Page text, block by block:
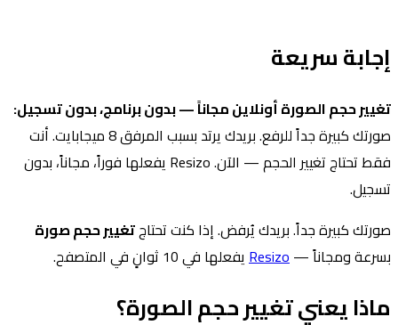
إجابة سريعة
تغيير حجم الصورة أونلاين مجاناً — بدون برنامج، بدون تسجيل:
صورتك كبيرة جداً للرفع. بريدك يرتد بسبب المرفق 8 ميجابايت. أنت
فقط تحتاج تغيير الحجم — الآن. Resizo يفعلها فوراً، مجاناً، بدون
تسجيل.
صورتك كبيرة جداً. بريدك يُرفض. إذا كنت تحتاجتغيير حجم صورة
بسرعة ومجاناً —Resizo يفعلها في 10 ثوانٍ في المتصفح.
ماذا يعني تغيير حجم الصورة؟